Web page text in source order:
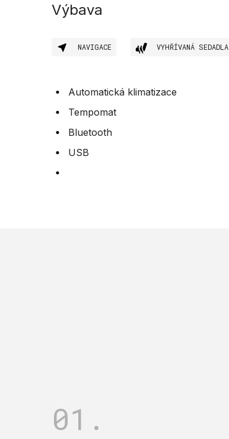
Výbava
NAVIGACE VYHŘÍVANÁ SEDADLA
Automatická klimatizace
Tempomat
Bluetooth
USB
01.